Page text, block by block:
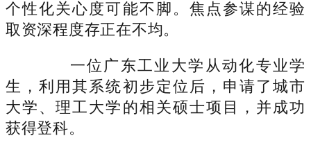
个性化关心度可能不脚。焦点参谋的经验
取资深程度存正在不均。
一位广东工业大学从动化专业学
生，利用其系统初步定位后，申请了城市
大学、理工大学的相关硕士项目，并成功
获得登科。